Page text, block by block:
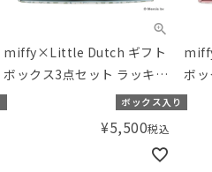
miffy×Little Dutch ギフト
ボックス3点セット ラッキー
リーブス
ボックス入り
¥5,500税込
ボ
ブ